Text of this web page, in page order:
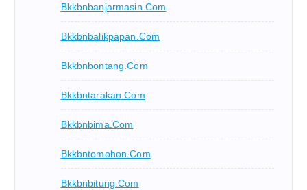
Bkkbnbanjarmasin.com
Bkkbnbalikpapan.com
Bkkbnbontang.com
Bkkbntarakan.com
Bkkbnbima.com
Bkkbntomohon.com
Bkkbnbitung.com